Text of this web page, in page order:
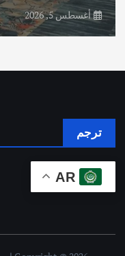
أغسطس 5, 2026
ترجم
AR